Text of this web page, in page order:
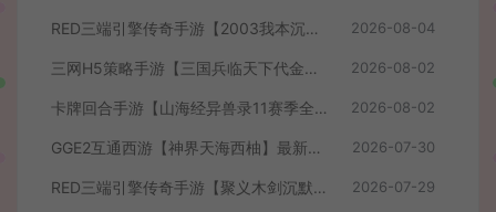
RED三端引擎传奇手游【2003我本沉默】最新整理Win系服务端+安卓苹果PC三端+详细搭建教程 2026-08-04
三网H5策略手游【三国兵临天下代金券内购七合修复版】最新整理单机一键即玩镜像端+Linux手工服务端+管理后台+GM授权后台+简易安卓客户端+详细搭建教程+视频教程 2026-08-02
卡牌回合手游【山海经异兽录11赛季全人物代金券内购版】最新整理WIN系服务端+授权GM后台+管理后台+热更修改工具+安卓+详细搭建教程 2026-08-02
GGE2互通西游【神界天海西柚】最新整理Win系服务端+安卓苹果PC三端+内置GM工具+全套源码+详细搭建教程+视频教程 2026-07-30
RED三端引擎传奇手游【聚义木剑沉默高仿嘟嘟沉默】最新整理Win系服务端+安卓苹果PC三端+详细搭建教程 2026-07-29